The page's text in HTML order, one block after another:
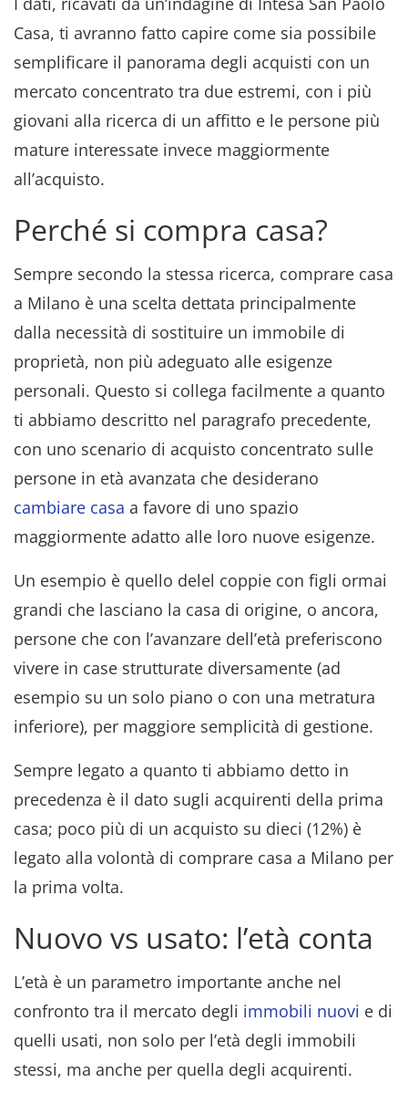
Casa, ti avranno fatto capire come sia possibile
semplificare il panorama degli acquisti con un
mercato concentrato tra due estremi, con i più
giovani alla ricerca di un affitto e le persone più
mature interessate invece maggiormente
all’acquisto.
Perché si compra casa?
Sempre secondo la stessa ricerca, comprare casa
a Milano è una scelta dettata principalmente
dalla necessità di sostituire un immobile di
proprietà, non più adeguato alle esigenze
personali. Questo si collega facilmente a quanto
ti abbiamo descritto nel paragrafo precedente,
con uno scenario di acquisto concentrato sulle
persone in età avanzata che desiderano
cambiare casa a favore di uno spazio
maggiormente adatto alle loro nuove esigenze.
Un esempio è quello delel coppie con figli ormai
grandi che lasciano la casa di origine, o ancora,
persone che con l’avanzare dell’età preferiscono
vivere in case strutturate diversamente (ad
esempio su un solo piano o con una metratura
inferiore), per maggiore semplicità di gestione.
Sempre legato a quanto ti abbiamo detto in
precedenza è il dato sugli acquirenti della prima
casa; poco più di un acquisto su dieci (12%) è
legato alla volontà di comprare casa a Milano per
la prima volta.
Nuovo vs usato: l’età conta
L’età è un parametro importante anche nel
confronto tra il mercato degli immobili nuovi e di
quelli usati, non solo per l’età degli immobili
stessi, ma anche per quella degli acquirenti.